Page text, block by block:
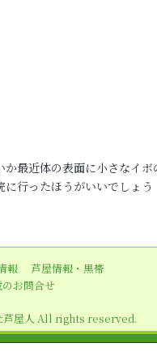
か最近体の表面に小さなイボ
行ったほうがいいでしょう
報
芦屋情報・黒帯
お問合せ
屋人 All rights reserved.